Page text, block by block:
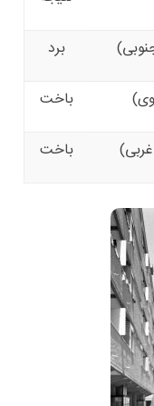
برد
باخت
باخت